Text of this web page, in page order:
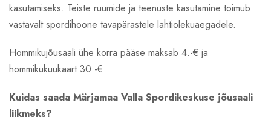
kasutamiseks. Teiste ruumide ja teenuste kasutamine toimub
vastavalt spordihoone tavapärastele lahtiolekuaegadele.
Hommikujõusaali ühe korra pääse maksab 4.-€ ja
hommikukuukaart 30.-€
Kuidas saada Märjamaa Valla Spordikeskuse jõusaali
liikmeks?